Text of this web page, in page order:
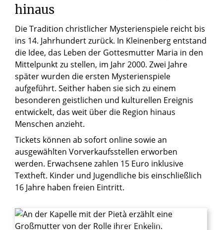
© Beseler / Pastoraler Raum Wünneberg-Lichtenau
hinaus
Die Tradition christlicher Mysterienspiele reicht bis
ins 14. Jahrhundert zurück. In Kleinenberg entstand
die Idee, das Leben der Gottesmutter Maria in den
Mittelpunkt zu stellen, im Jahr 2000. Zwei Jahre
später wurden die ersten Mysterienspiele
aufgeführt. Seither haben sie sich zu einem
besonderen geistlichen und kulturellen Ereignis
entwickelt, das weit über die Region hinaus
Menschen anzieht.
Tickets können ab sofort online sowie an
ausgewählten Vorverkaufsstellen erworben
werden. Erwachsene zahlen 15 Euro inklusive
Textheft. Kinder und Jugendliche bis einschließlich
16 Jahre haben freien Eintritt.